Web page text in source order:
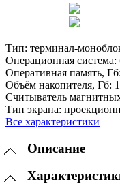
Тип: терминал-
Операционная система:
Оперативная память, Гб:
Объём накопителя, Гб:
Считыватель
Тип экрана:
Все характеристики
Описание